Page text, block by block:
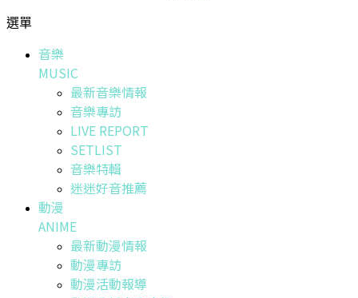
選單
音樂
MUSIC
最新音樂情報
音樂專訪
LIVE REPORT
SETLIST
音樂特輯
迷迷好音推薦
動漫
ANIME
最新動漫情報
動漫專訪
動漫活動報導